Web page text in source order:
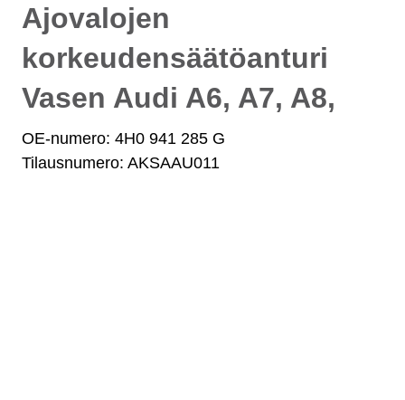
Ajovalojen
korkeudensäätöanturi
Vasen Audi A6, A7, A8,
OE-numero: 4H0 941 285 G
Tilausnumero: AKSAAU011